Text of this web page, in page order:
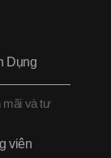
Dụng
mãi và tư
viên